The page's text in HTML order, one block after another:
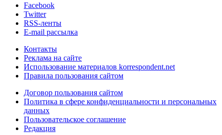
Facebook
Twitter
RSS-ленты
E-mail рассылка
Контакты
Реклама на сайте
Использование материалов korrespondent.net
Правила пользования сайтом
Договор пользования сайтом
Политика в сфере конфиденциальности и персональных
данных
Пользовательское соглашение
Редакция